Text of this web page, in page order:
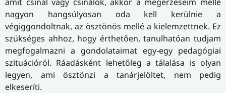
nagyon hangsúlyosan oda kell kerülnie a
végiggondoltnak, az ösztönös mellé a kielemzettnek. Ez
szükséges ahhoz, hogy érthetően, tanulhatóan tudjam
megfogalmazni a gondolataimat egy-egy pedagógiai
szituációról. Ráadásként lehetőleg a tálalása is olyan
legyen, ami ösztönzi a tanárjelöltet, nem pedig
elkeseríti.